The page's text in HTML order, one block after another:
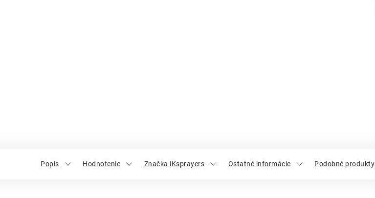
Popis Hodnotenie Značka iKsprayers Ostatné informácie Podobné produkty